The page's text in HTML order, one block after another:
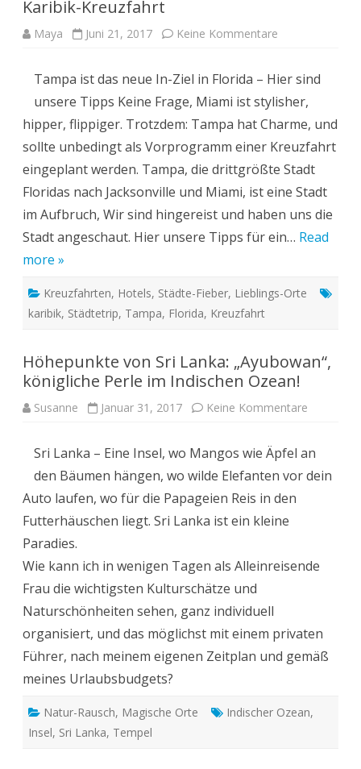
Karibik-Kreuzfahrt
Maya Juni 21, 2017 Keine Kommentare
Tampa
in
Florida
auf
Karibik-
Kreuzfahrt
Tampa ist das neue In-Ziel in Florida – Hier sind
unsere Tipps Keine Frage, Miami ist stylisher,
hipper, flippiger. Trotzdem: Tampa hat Charme, und
sollte unbedingt als Vorprogramm einer Kreuzfahrt
eingeplant werden. Tampa, die drittgrößte Stadt
Floridas nach Jacksonville und Miami, ist eine Stadt
im Aufbruch, Wir sind hingereist und haben uns die
Stadt angeschaut. Hier unsere Tipps für ein… Read
more »
Kreuzfahrten, Hotels, Städte-Fieber, Lieblings-Orte
karibik, Städtetrip, Tampa, Florida, Kreuzfahrt
Höhepunkte von Sri Lanka: „Ayubowan“,
königliche Perle im Indischen Ozean!
Susanne Januar 31, 2017 Keine Kommentare
Lanka:
königliche
Perle
Sri Lanka – Eine Insel, wo Mangos wie Äpfel an
den Bäumen hängen, wo wilde Elefanten vor dein
Auto laufen, wo für die Papageien Reis in den
Futterhäuschen liegt. Sri Lanka ist ein kleine
Paradies.
Wie kann ich in wenigen Tagen als Alleinreisende
Frau die wichtigsten Kulturschätze und
Naturschönheiten sehen, ganz individuell
organisiert, und das möglichst mit einem privaten
Führer, nach meinem eigenen Zeitplan und gemäß
meines Urlaubsbudgets?
Natur-Rausch, Magische Orte Indischer Ozean,
Insel, Sri Lanka, Tempel